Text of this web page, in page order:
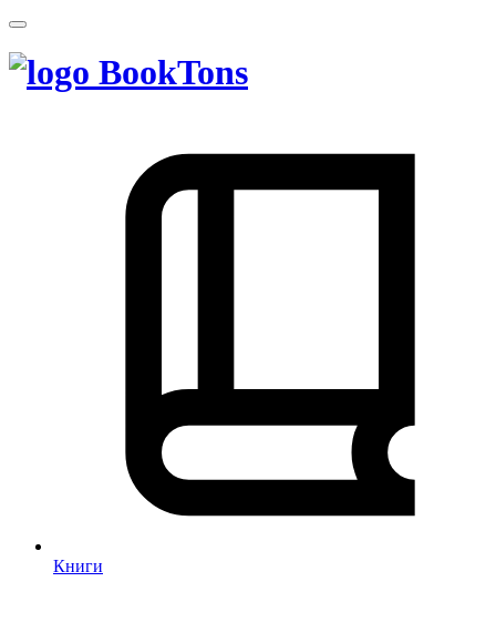
BookTons
Книги